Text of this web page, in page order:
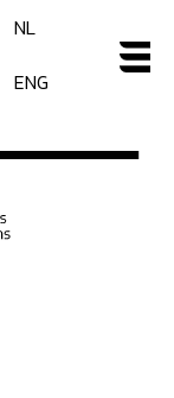
NL
ENG